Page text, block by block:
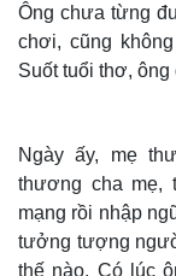
Ông chưa từng
chơi, cũng
Suốt tuổi thơ,
Ngày ấy, mẹ
thương cha mẹ,
mạng rồi nhập
tưởng tượng
thế nào. Có lúc